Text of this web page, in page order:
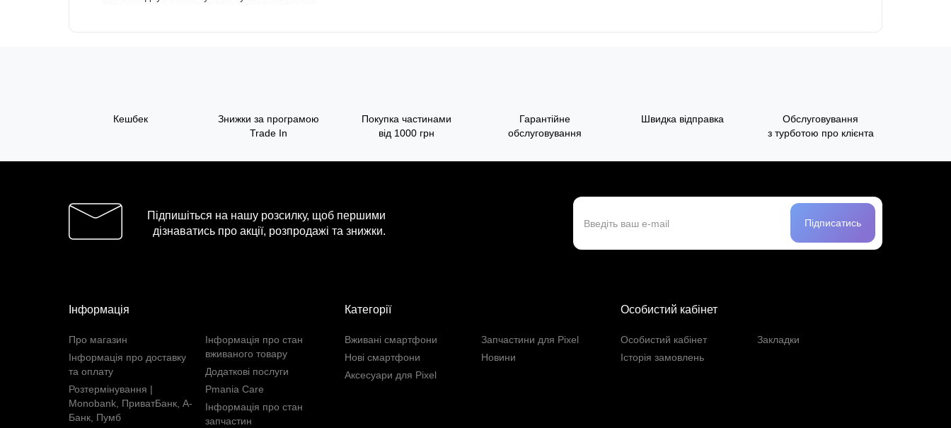
Кешбек
Знижки за програмою
Trade In
Покупка частинами
від 1000 грн
Гарантійне
обслуговування
Швидка відправка
Обслуговування
з турботою про клієнта
Підпишіться на нашу розсилку, щоб першими
дізнаватись про акції, розпродажі та знижки.
Підписатись
Інформація
Про магазин
Інформація про доставку
та оплату
Розтермінування |
Monobank, ПриватБанк, А-
Банк, Пумб
Інформація про стан
вживаного товару
Додаткові послуги
Pmania Care
Інформація про стан
запчастин
Категорії
Вживані смартфони
Нові смартфони
Аксесуари для Pixel
Запчастини для Pixel
Новини
Особистий кабінет
Особистий кабінет
Історія замовлень
Закладки